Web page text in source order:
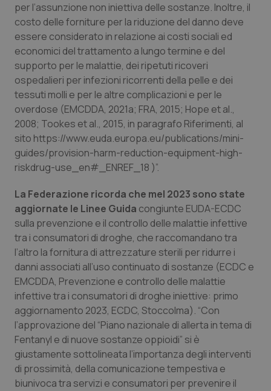
Tumori del Polmone & Testa Collo
Tumori gastrointestinali
Ulcera & Reflusso
Vaccini
per l’assunzione non iniettiva delle sostanze. Inoltre, il
costo delle forniture per la riduzione del danno deve
essere considerato in relazione ai costi sociali ed
economici del trattamento a lungo termine e del
supporto per le malattie, dei ripetuti ricoveri
ospedalieri per infezioni ricorrenti della pelle e dei
tessuti molli e per le altre complicazioni e per le
overdose (EMCDDA, 2021a; FRA, 2015; Hope et al.,
2008; Tookes et al., 2015, in paragrafo Riferimenti, al
sito https://www.euda.europa.eu/publications/mini-
guides/provision-harm-reduction-equipment-high-
riskdrug-use_en#_ENREF_18 )”.
La Federazione ricorda che mel 2023 sono state
aggiornate le Linee Guida congiunte EUDA-ECDC
sulla prevenzione e il controllo delle malattie infettive
tra i consumatori di droghe, che raccomandano tra
l’altro la fornitura di attrezzature sterili per ridurre i
danni associati all’uso continuato di sostanze (ECDC e
EMCDDA, Prevenzione e controllo delle malattie
infettive tra i consumatori di droghe iniettive: primo
aggiornamento 2023, ECDC, Stoccolma). “Con
l’approvazione del “Piano nazionale di allerta in tema di
Fentanyl e di nuove sostanze oppioidi” si è
giustamente sottolineata l’importanza degli interventi
di prossimità, della comunicazione tempestiva e
biunivoca tra servizi e consumatori per prevenire il